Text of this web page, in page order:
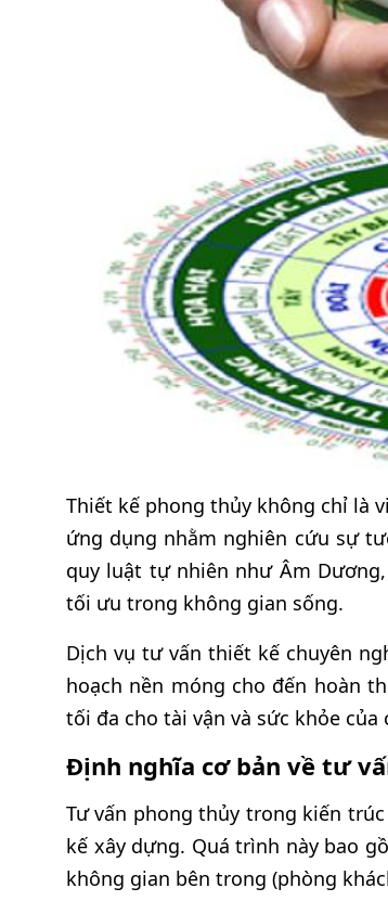
Thiết kế phong thủy không chỉ là
ứng dụng nhằm nghiên cứu sự
quy luật tự nhiên như Âm
tối ưu trong không gian sống.
Dịch vụ tư vấn thiết kế chuyên
hoạch nền móng cho đến hoàn
tối đa cho tài vận và sức khỏe
Định nghĩa cơ bản về tư
Tư vấn phong thủy trong kiến
kế xây dựng. Quá trình này bao
không gian bên trong (phòng